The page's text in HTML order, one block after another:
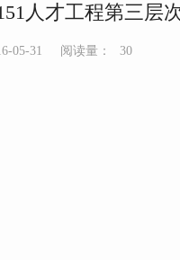
人才工程第三层
05-31 阅读量： 30